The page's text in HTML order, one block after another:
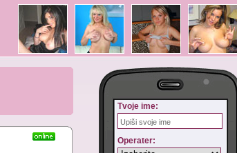
Tvoje ime:
Operater: